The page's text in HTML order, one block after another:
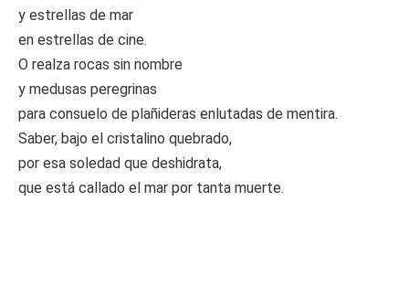
y estrellas de mar
en estrellas de cine.
O realza rocas sin nombre
y medusas peregrinas
para consuelo de plañideras enlutadas de mentira.
Saber, bajo el cristalino quebrado,
por esa soledad que deshidrata,
que está callado el mar por tanta muerte.